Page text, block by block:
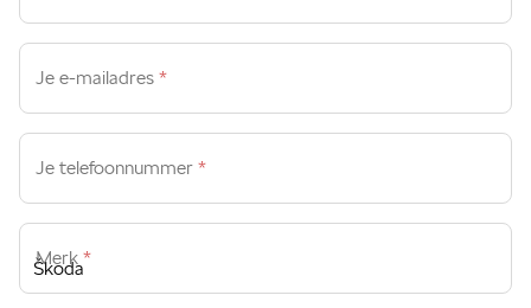
Je e-mailadres *
Je telefoonnummer *
Merk *